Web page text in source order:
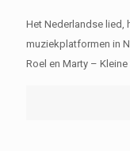
Het Nederlandse lied,
muziekplatformen in
Roel en Marty –